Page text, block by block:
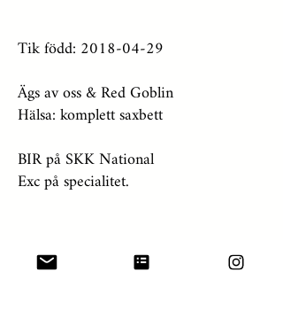
Tik född: 2018-04-29
Ägs av oss & Red Goblin
Hälsa: komplett saxbett
BIR på SKK National
Exc på specialitet.